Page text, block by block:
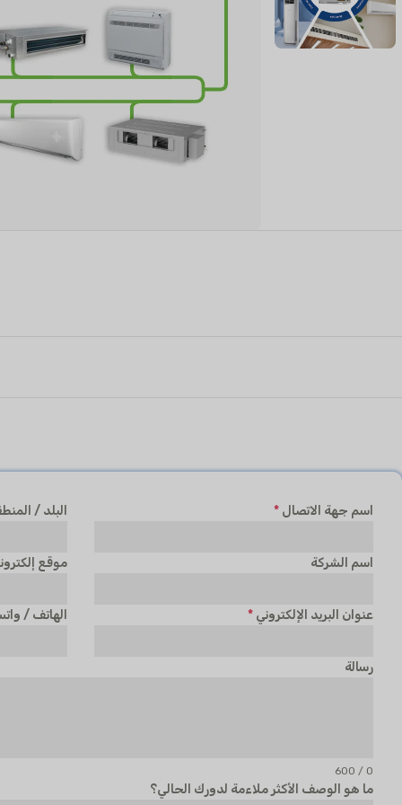
اسم جهة الاتصال * البلد /
اسم الشركة موقع
عنوان البريد الإلكتروني * الهاتف /
رسالة
0 / 600
ما هو الوصف الأكثر ملاءمة لدورك الحالي؟